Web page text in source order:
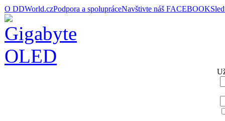
O DDWorld.czPodpora a spolupráceNavštivte náš FACEBOOK